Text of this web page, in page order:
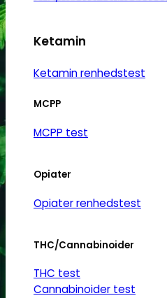
Ketamin
Ketamin renhedstest
MCPP
MCPP test
Opiater
Opiater renhedstest
THC/Cannabinoider
THC test
Cannabinoider test